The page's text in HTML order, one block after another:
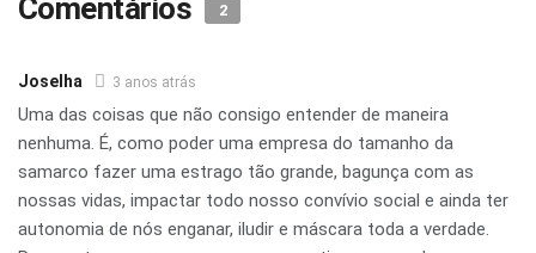
Comentários 2
Joselha 3 anos atrás
Uma das coisas que não consigo entender de maneira
nenhuma. É, como poder uma empresa do tamanho da
samarco fazer uma estrago tão grande, bagunça com as
nossas vidas, impactar todo nosso convívio social e ainda ter
autonomia de nós enganar, iludir e máscara toda a verdade.